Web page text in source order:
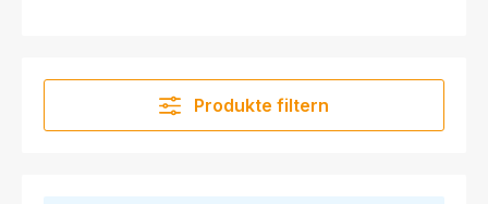
Produkte filtern